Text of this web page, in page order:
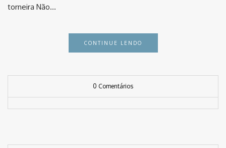
torneira Não…
CONTINUE LENDO
0 Comentários